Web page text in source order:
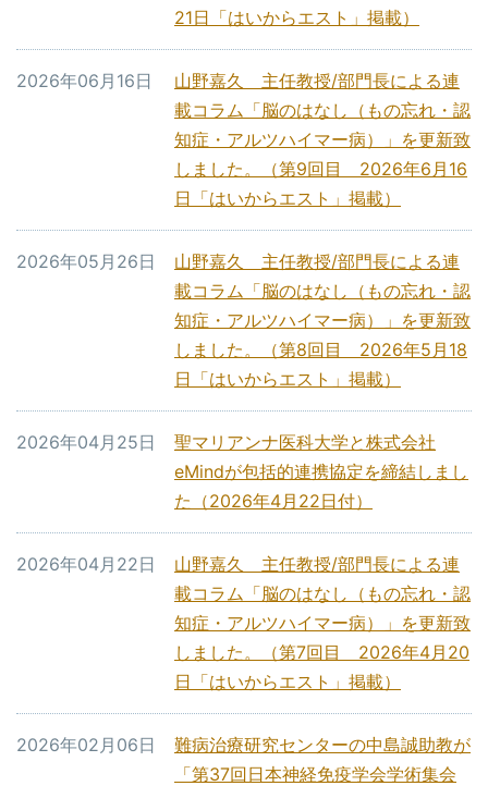
21日「はいからエスト」掲載）
山野嘉久 主任教授/部門長による連
載コラム「脳のはなし（もの忘れ・認
知症・アルツハイマー病）」を更新致
しました。（第9回目 2026年6月16
日「はいからエスト」掲載）
2026年06月16日
山野嘉久 主任教授/部門長による連
載コラム「脳のはなし（もの忘れ・認
知症・アルツハイマー病）」を更新致
しました。（第8回目 2026年5月18
日「はいからエスト」掲載）
2026年05月26日
聖マリアンナ医科大学と株式会社
eMindが包括的連携協定を締結しまし
た（2026年4月22日付）
2026年04月25日
山野嘉久 主任教授/部門長による連
載コラム「脳のはなし（もの忘れ・認
知症・アルツハイマー病）」を更新致
しました。（第7回目 2026年4月20
日「はいからエスト」掲載）
2026年04月22日
難病治療研究センターの中島誠助教が
「第37回日本神経免疫学会学術集会
2026年02月06日